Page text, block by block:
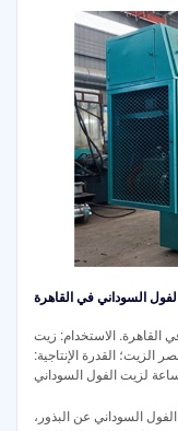
السوداني في القاهرة
2000 لتر يوميًا في القاهرة. الاستخدام: زيت
الزيت؛ القدرة الإنتاجية:
السوداني عن البذور،